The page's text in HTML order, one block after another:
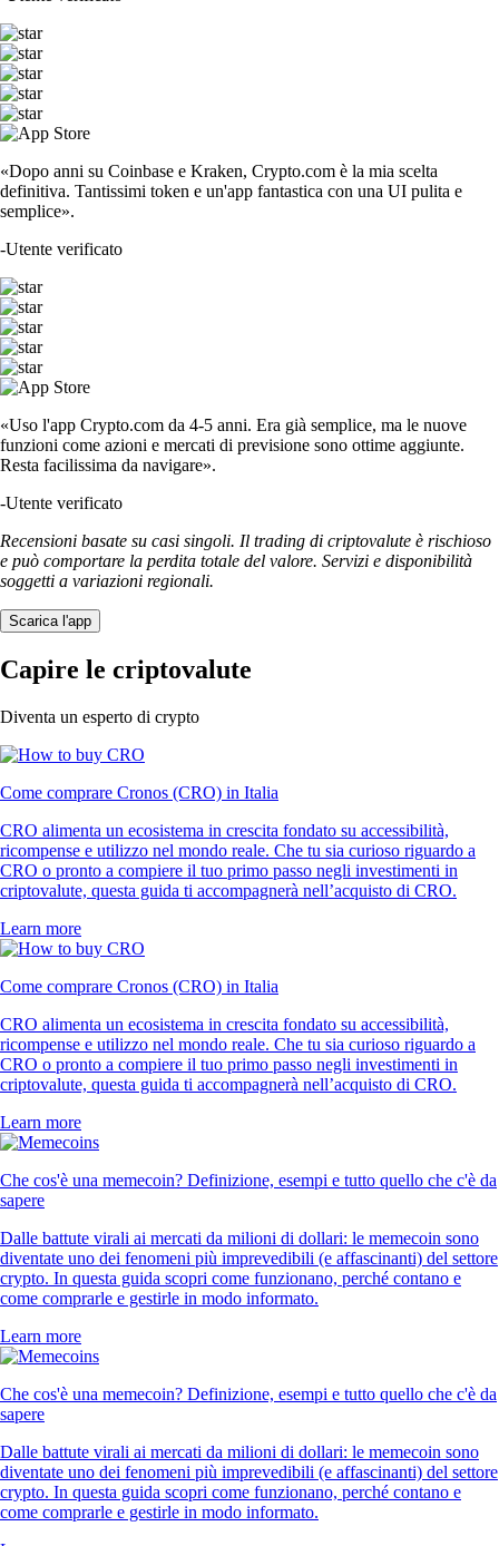
«Dopo anni su Coinbase e Kraken, Crypto.com è la mia scelta
definitiva. Tantissimi token e un'app fantastica con una UI pulita e
semplice».
-Utente verificato
«Uso l'app Crypto.com da 4-5 anni. Era già semplice, ma le nuove
funzioni come azioni e mercati di previsione sono ottime aggiunte.
Resta facilissima da navigare».
-Utente verificato
Recensioni basate su casi singoli. Il trading di criptovalute è rischioso
e può comportare la perdita totale del valore. Servizi e disponibilità
soggetti a variazioni regionali.
Scarica l'app
Capire le criptovalute
Diventa un esperto di crypto
Come comprare Cronos (CRO) in Italia
CRO alimenta un ecosistema in crescita fondato su accessibilità,
ricompense e utilizzo nel mondo reale. Che tu sia curioso riguardo a
CRO o pronto a compiere il tuo primo passo negli investimenti in
criptovalute, questa guida ti accompagnerà nell’acquisto di CRO.
Learn more
Come comprare Cronos (CRO) in Italia
CRO alimenta un ecosistema in crescita fondato su accessibilità,
ricompense e utilizzo nel mondo reale. Che tu sia curioso riguardo a
CRO o pronto a compiere il tuo primo passo negli investimenti in
criptovalute, questa guida ti accompagnerà nell’acquisto di CRO.
Learn more
Che cos'è una memecoin? Definizione, esempi e tutto quello che c'è da
sapere
Dalle battute virali ai mercati da milioni di dollari: le memecoin sono
diventate uno dei fenomeni più imprevedibili (e affascinanti) del settore
crypto. In questa guida scopri come funzionano, perché contano e
come comprarle e gestirle in modo informato.
Learn more
Che cos'è una memecoin? Definizione, esempi e tutto quello che c'è da
sapere
Dalle battute virali ai mercati da milioni di dollari: le memecoin sono
diventate uno dei fenomeni più imprevedibili (e affascinanti) del settore
crypto. In questa guida scopri come funzionano, perché contano e
come comprarle e gestirle in modo informato.